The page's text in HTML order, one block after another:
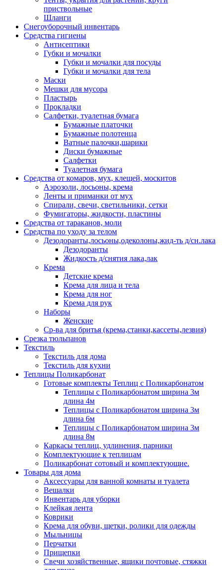
приствольные
Шланги
Снегоуборочный инвентарь
Средства гигиены
Антисептики
Губки и мочалки
Губки и мочалки для посуды
Губки и мочалки для тела
Маски
Мешки для мусора
Пластырь
Прокладки
Салфетки, туалетная бумага
Бумажные платочки
Бумажные полотенца
Ватные палочки,шарики
Диски бумажные
Салфетки
Туалетная бумага
Средства от комаров, мух, клещей, москитов
Аэрозоли, лосьоны, крема
Ленты и приманки от мух
Спирали, свечи, светильники, сетки
Фумигаторы, жидкости, пластины
Средства от тараканов, моли
Средства по уходу за телом
Дезодоранты,лосьоны,одеколоны,жид-ть д/сн.лака
Дезодоранты
Жидкость д/снятия лака,лак
Крема
Детские крема
Крема для лица и тела
Крема для ног
Крема для рук
Наборы
Женские
Ср-ва для бритья (крема,станки,кассеты,лезвия)
Срезка тюльпанов
Текстиль
Текстиль для дома
Текстиль для кухни
Теплицы Поликарбонат
Готовые комплекты Теплиц с Поликарбонатом
Теплицы с Поликарбонатом ширина 3м
длина 4м
Теплицы с Поликарбонатом ширина 3м
длина 6м
Теплицы с Поликарбонатом ширина 3м
длина 8м
Каркасы теплиц, удлинения, парники
Комплектующие к теплицам
Поликарбонат сотовый и комплектующие.
Товары для дома
Аксессуары для ванной комнаты и туалета
Вешалки
Инвентарь для уборки
Клейкая лента
Коврики
Крема для обуви, щетки, ролики для одежды
Мыльницы
Перчатки
Прищепки
Свечи хозяйственные, ящики почтовые, стяжки